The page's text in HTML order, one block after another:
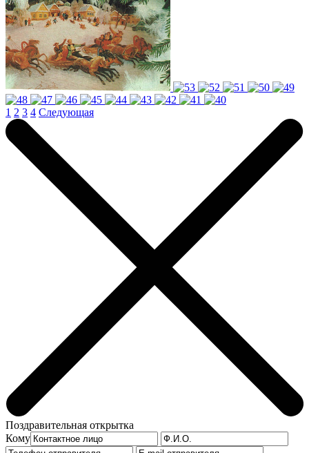
1 2 3 4 Следующая
Поздравительная открытка
Кому